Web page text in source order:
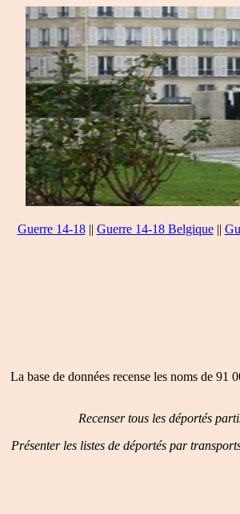
Guerre 14-18|| Guerre 14-18 Belgique||
La base de données recense les noms de 91
Recenser tous les déportés
Présenter les listes de déportés par